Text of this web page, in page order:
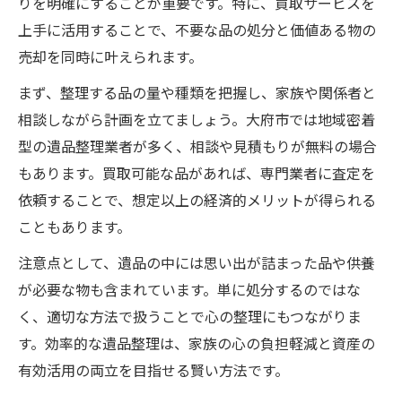
上手に活用することで、不要な品の処分と価値ある物の
売却を同時に叶えられます。
まず、整理する品の量や種類を把握し、家族や関係者と
相談しながら計画を立てましょう。大府市では地域密着
型の遺品整理業者が多く、相談や見積もりが無料の場合
もあります。買取可能な品があれば、専門業者に査定を
依頼することで、想定以上の経済的メリットが得られる
こともあります。
注意点として、遺品の中には思い出が詰まった品や供養
が必要な物も含まれています。単に処分するのではな
く、適切な方法で扱うことで心の整理にもつながりま
す。効率的な遺品整理は、家族の心の負担軽減と資産の
有効活用の両立を目指せる賢い方法です。